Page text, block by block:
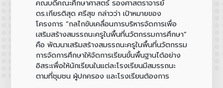
คณบดีคณะศึกษาศาสตร์ รองศาสตราจารย์
ดร.เกียรติสุด ศรีสุข กล่าวว่า เป้าหมายของ
โครงการ “กลไกขับเคลื่อนการบริหารจัดการเพื่อ
เสริมสร้างสมรรถนะครูในพื้นที่นวัตกรรมการศึกษา”
คือ พัฒนาเสริมสร้างสมรรถนะครูในพื้นที่นวัตกรรม
การจัดการศึกษาให้จัดการเรียนขั้นพื้นฐานได้อย่าง
อิสระเพื่อให้นักเรียนในแต่ละโรงเรียนมีสมรรถนะ
ตามที่ชุมชน ผู้ปกครอง และโรงเรียนต้องการ